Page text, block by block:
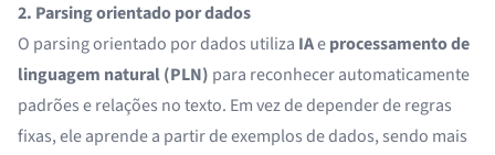
2. Parsing orientado por dados
O parsing orientado por dados utiliza IAeprocessamento de
linguagem natural (PLN) para reconhecer automaticamente
padrões e relações no texto. Em vez de depender de regras
fixas, ele aprende a partir de exemplos de dados, sendo mais